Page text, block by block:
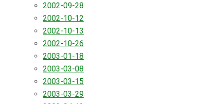
2002-09-28
2002-10-12
2002-10-13
2002-10-26
2003-01-18
2003-03-08
2003-03-15
2003-03-29